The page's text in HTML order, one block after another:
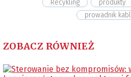
Recykling produkty
prowadnik
ZOBACZ RÓWNIEŻ